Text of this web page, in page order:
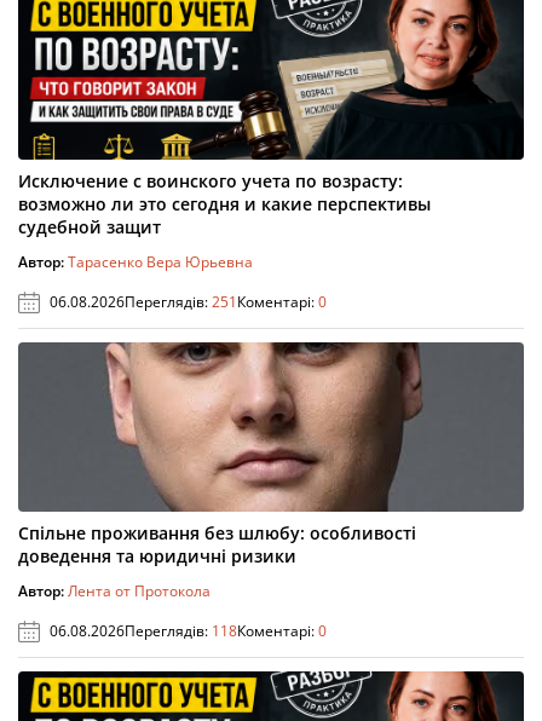
Исключение с воинского учета по возрасту:
возможно ли это сегодня и какие перспективы
судебной защит
Автор:Тарасенко Вера Юрьевна
06.08.2026Переглядів:251Коментарі:0
Спільне проживання без шлюбу: особливості
доведення та юридичні ризики
Автор:Лента от Протокола
06.08.2026Переглядів: 118Коментарі:0